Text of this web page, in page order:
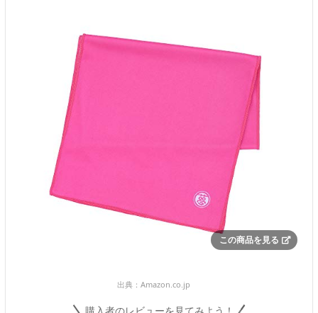
この商品を見る
出典： Amazon.co.jp